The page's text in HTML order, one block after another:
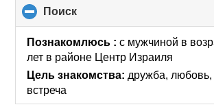
Поиск
to
collapse
contents
Познакомлюсь :с мужчиной в
лет в районе Центр Израиля
Цель знакомства: дружба, любовь,
встреча